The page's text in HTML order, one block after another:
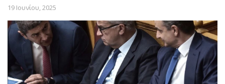
19 Ιουνίου, 2025